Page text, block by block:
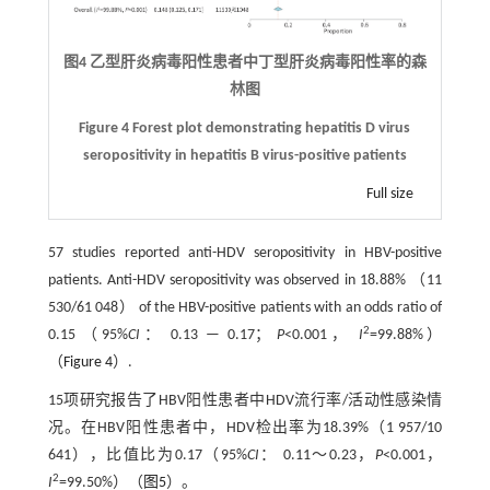
图4 乙型肝炎病毒阳性患者中丁型肝炎病毒阳性率的森
林图
Figure 4 Forest plot demonstrating hepatitis D virus
seropositivity in hepatitis B virus-positive patients
Full size
57 studies reported anti-HDV seropositivity in HBV-positive
patients. Anti-HDV seropositivity was observed in 18.88% （11
530/61 048） of the HBV-positive patients with an odds ratio of
0.15 （95%CI ： 0.13 — 0.17；P<0.001， I2=99.88%）
（ Figure 4）.
15项研究报告了HBV阳性患者中HDV流行率/活动性感染情
况。在HBV阳性患者中，HDV检出率为18.39%（1 957/10
641），比值比为0.17（95%CI ： 0.11～0.23， P<0.001，
I2=99.50%）（ 图5）。